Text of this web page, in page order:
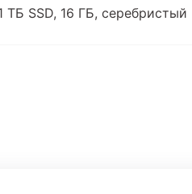
ТБ SSD, 16 ГБ, серебристый